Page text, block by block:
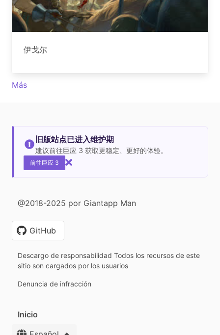
伊戈尔
Más
旧版站点已进入维护期
建议前往巨应 3 获取更稳定、更好的体验。
前往巨应 3
@2018-2025 por Giantapp Man
GitHub
Descargo de responsabilidad Todos los recursos de este
sitio son cargados por los usuarios
Denuncia de infracción
Inicio